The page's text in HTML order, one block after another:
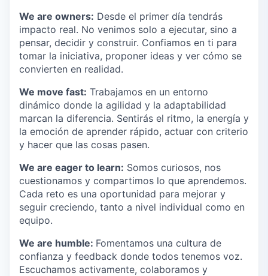
We are owners: Desde el primer día tendrás
impacto real. No venimos solo a ejecutar, sino a
pensar, decidir y construir. Confiamos en ti para
tomar la iniciativa, proponer ideas y ver cómo se
convierten en realidad.
We move fast: Trabajamos en un entorno
dinámico donde la agilidad y la adaptabilidad
marcan la diferencia. Sentirás el ritmo, la energía y
la emoción de aprender rápido, actuar con criterio
y hacer que las cosas pasen.
We are eager to learn: Somos curiosos, nos
cuestionamos y compartimos lo que aprendemos.
Cada reto es una oportunidad para mejorar y
seguir creciendo, tanto a nivel individual como en
equipo.
We are humble: Fomentamos una cultura de
confianza y feedback donde todos tenemos voz.
Escuchamos activamente, colaboramos y